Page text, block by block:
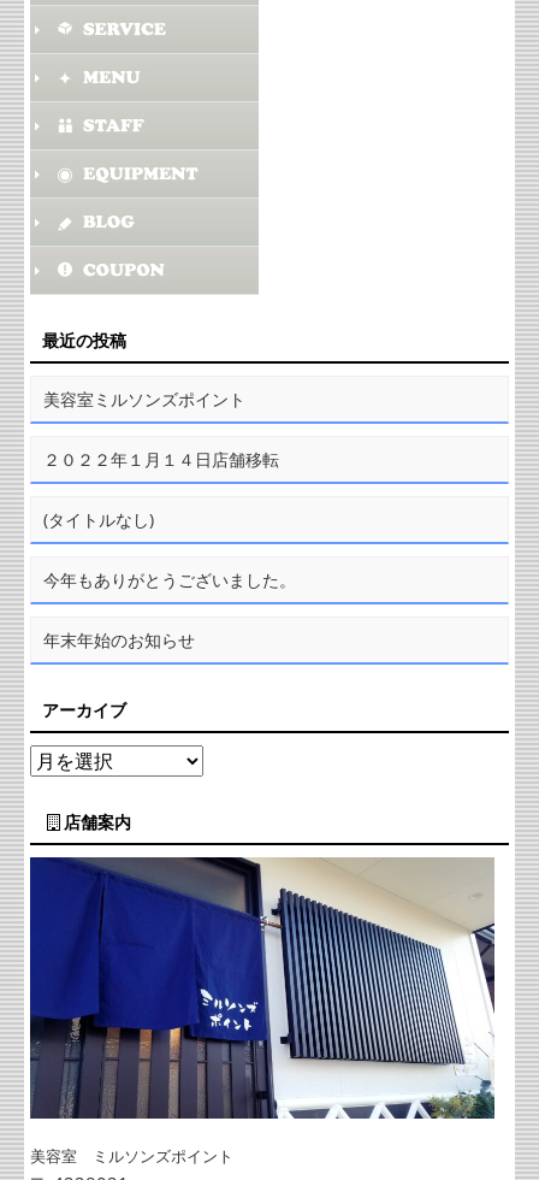
最近の投稿
美容室ミルソンズポイント
２０２２年１月１４日店舗移転
(タイトルなし)
今年もありがとうございました。
年末年始のお知らせ
アーカイブ
店舗案内
美容室 ミルソンズポイント